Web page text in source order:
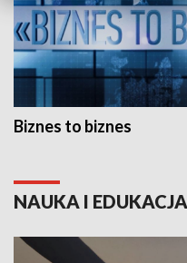
Biznes to biznes
NAUKA I EDUKACJA